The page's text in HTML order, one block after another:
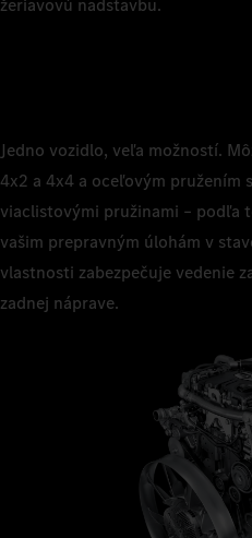
žeriavovú nadstavbu.
Jedno vozidlo, veľa možností.
4x2 a 4x4 a oceľovým pružením
viaclistovými pružinami – podľa
vašim prepravným úlohám v
vlastnosti zabezpečuje vedenie
zadnej náprave.